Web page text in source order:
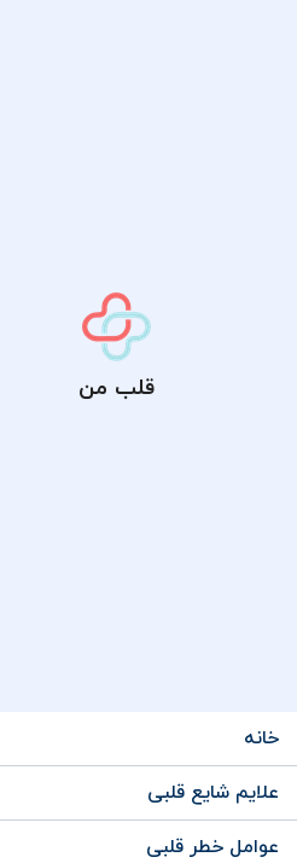
قلب من
خانه
علایم شایع قلبی
عوامل خطر قلبی